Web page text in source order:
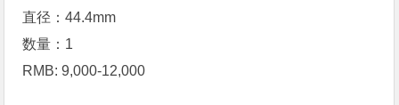
直径：44.4mm
数量：1
RMB: 9,000-12,000